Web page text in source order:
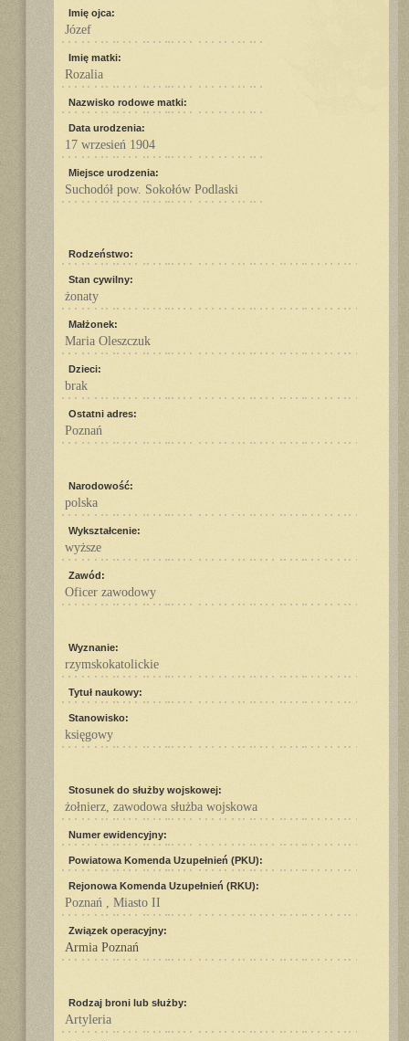
Imię ojca:
Józef
Imię matki:
Rozalia
Nazwisko rodowe matki:
Data urodzenia:
17 wrzesień 1904
Miejsce urodzenia:
Suchodół pow. Sokołów Podlaski
Rodzeństwo:
Stan cywilny:
żonaty
Małżonek:
Maria Oleszczuk
Dzieci:
brak
Ostatni adres:
Poznań
Narodowość:
polska
Wykształcenie:
wyższe
Zawód:
Oficer zawodowy
Wyznanie:
rzymskokatolickie
Tytuł naukowy:
Stanowisko:
księgowy
Stosunek do służby wojskowej:
żołnierz, zawodowa służba wojskowa
Numer ewidencyjny:
Powiatowa Komenda Uzupełnień (PKU):
Rejonowa Komenda Uzupełnień (RKU):
Poznań , Miasto II
Związek operacyjny:
Armia Poznań
Rodzaj broni lub służby:
Artyleria